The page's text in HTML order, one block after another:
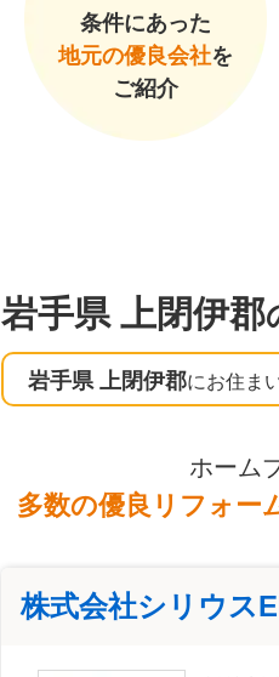
条件にあった
地元の優良会社を
ご紹介
岩手県 上閉伊郡
岩手県 上閉伊郡にお住ま
ホーム
多数の優良リフォー
株式会社シリウス